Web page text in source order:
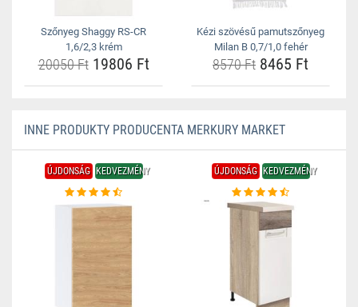
Szőnyeg Shaggy RS-CR
1,6/2,3 krém
20050 Ft19806 Ft
Kézi szövésű pamutszőnyeg
Milan B 0,7/1,0 fehér
8570 Ft 8465 Ft
INNE PRODUKTY PRODUCENTA MERKURY MARKET
ÚJDONSÁG KEDVEZMÉNY ÚJDONSÁG KEDVEZMÉNY